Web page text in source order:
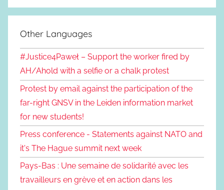
Other Languages
#Justice4Paweł – Support the worker fired by
AH/Ahold with a selfie or a chalk protest
Protest by email against the participation of the
far-right GNSV in the Leiden information market
for new students!
Press conference - Statements against NATO and
it's The Hague summit next week
Pays-Bas : Une semaine de solidarité avec les
travailleurs en grève et en action dans les